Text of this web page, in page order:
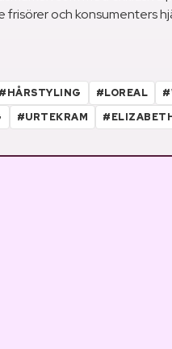
frisörer och konsumenters
#HÅRSTYLING #LOREAL
#URTEKRAM